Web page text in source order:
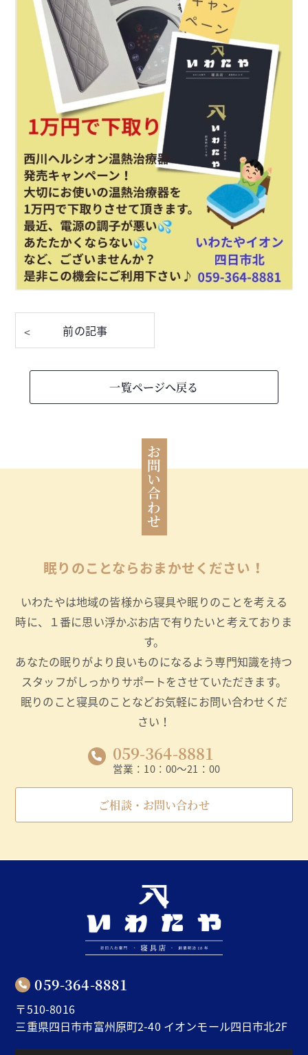
一覧ページへ戻る
お問い合わせ
眠りのことならおまかせください！
いわたやは地域の皆様から寝具や眠りのことを考える
時に、１番に思い浮かぶお店で有りたいと考えておりま
す。
あなたの眠りがより良いものになるよう専門知識を持つ
スタッフがしっかりサポートをさせていただきます。
眠りのこと寝具のことなどお気軽にお問い合わせくだ
さい！
059-364-8881
営業：10：00～21：00
ご相談・お問い合わせ
059-364-8881
〒510-8016
三重県四⽇市市富州原町2-40 イオンモール四⽇市北2F